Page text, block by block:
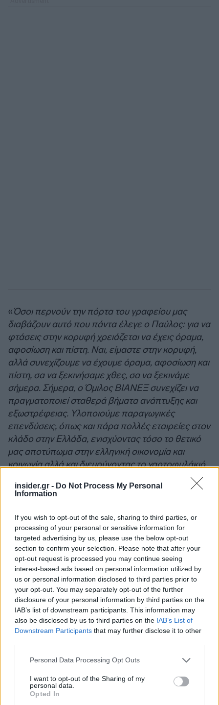
insider.gr - Do Not Process My Personal
Information
If you wish to opt-out of the sale, sharing to third parties, or
processing of your personal or sensitive information for
targeted advertising by us, please use the below opt-out
section to confirm your selection. Please note that after your
opt-out request is processed you may continue seeing
interest-based ads based on personal information utilized by
us or personal information disclosed to third parties prior to
your opt-out. You may separately opt-out of the further
disclosure of your personal information by third parties on the
IAB’s list of downstream participants. This information may
also be disclosed by us to third parties on the IAB’s List of
Downstream Participants that may further disclose it to other
Please note that this website/app uses one or more Google
not limited to your visit or usage behaviour. You may click to
grant or deny consent to Google and its third-party tags to
use your data for below specified purposes in below Google
Personal Data Processing Opt Outs
I want to opt-out of the Sharing of my
personal data.
Opted In
«Όσοι περνούν την πόρτα του γραφείου μας
διαβάζουν αυτό που πάντα έλεγε ο Παύλος: για να
φτάσεις στην κορυφή χρειάζεται να έχεις όραμα,
αφοσίωση και πίστη. Ναι, είμαστε στην κορυφή,
αλλά συνεχίζουμε να έχουμε όραμα, αφοσίωση και
πίστη, σα να ξεκινήσαμε χθες, σα να ξεκινάμε
σήμερα. Σήμερα, ο Όμιλος ΒΙΑΝΕΞ συνεχίζει να
πραγματοποιεί σταθερά βήματα ανάπτυξης και
εξωστρέφειας. Υλοποιούμε παραγωγικές
επενδύσεις, όπως και πάρα πολλές εταιρείες στον
κλάδο στην Ελλάδα, ενισχύοντας τόσο το θετικό
μας αποτύπωμα στην ελληνική οικονομία και
κοινωνία αλλά και διευρύνοντας το χαρτοφυλάκιό
Σύμβουλος του Ομίλου.
Κωνσταντίνος Παναγούλιας
Οι νέες συνεργασίες και η «ιερή